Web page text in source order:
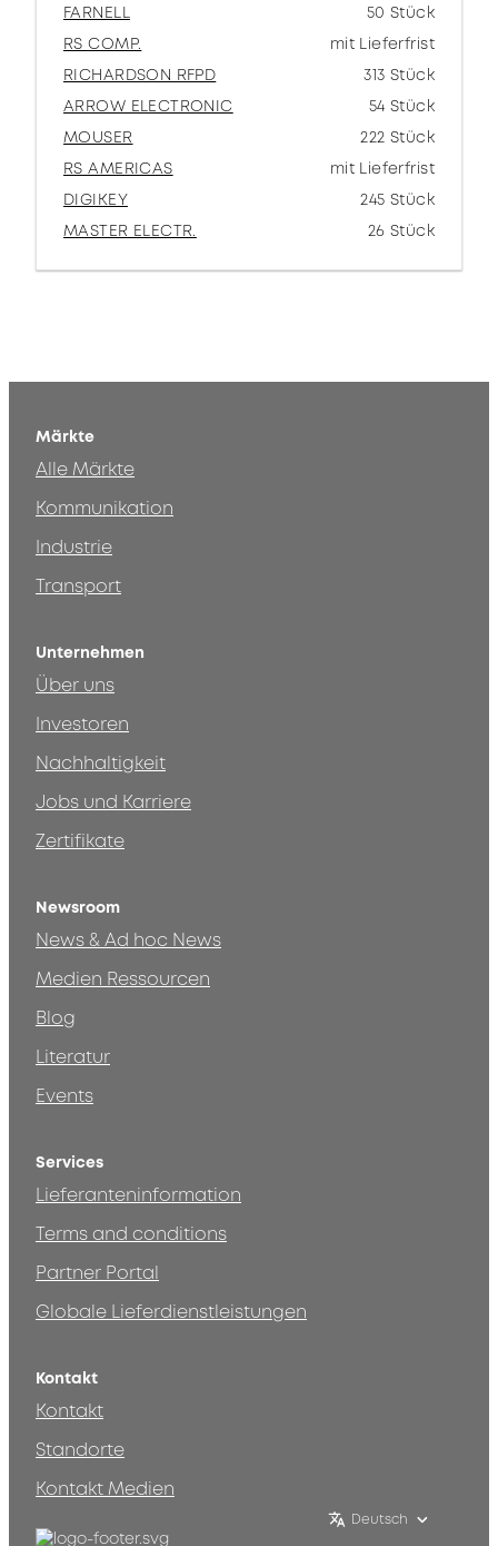
FARNELL
50 Stück
RS COMP.
mit Lieferfrist
RICHARDSON RFPD
313 Stück
ARROW ELECTRONIC
54 Stück
MOUSER
222 Stück
RS AMERICAS
mit Lieferfrist
DIGIKEY
245 Stück
MASTER ELECTR.
26 Stück
Märkte
Alle Märkte
Kommunikation
Industrie
Transport
Unternehmen
Über uns
Investoren
Nachhaltigkeit
Jobs und Karriere
Zertifikate
Newsroom
News & Ad hoc News
Medien Ressourcen
Blog
Literatur
Events
Services
Lieferanteninformation
Terms and conditions
Partner Portal
Globale Lieferdienstleistungen
Kontakt
Kontakt
Standorte
Kontakt Medien
Deutsch